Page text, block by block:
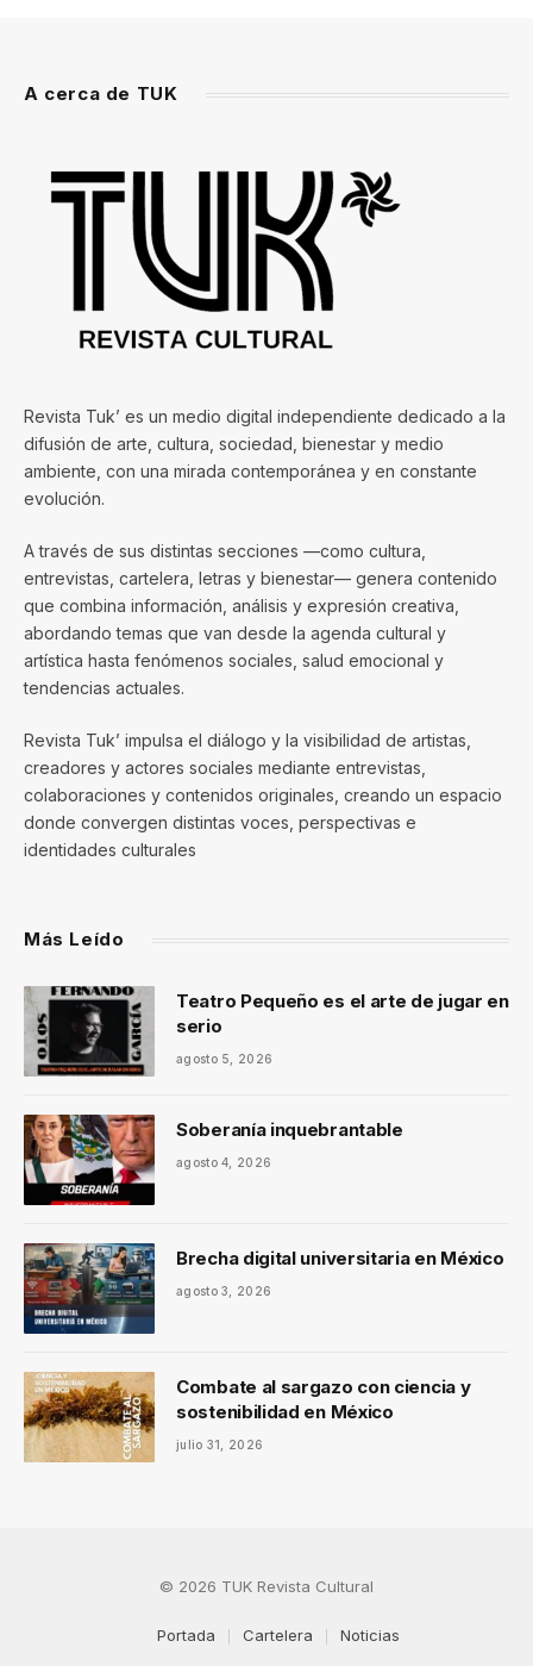
A cerca de TUK
Revista Tuk’ es un medio digital independiente dedicado a la
difusión de arte, cultura, sociedad, bienestar y medio
ambiente, con una mirada contemporánea y en constante
evolución.
A través de sus distintas secciones —como cultura,
entrevistas, cartelera, letras y bienestar— genera contenido
que combina información, análisis y expresión creativa,
abordando temas que van desde la agenda cultural y
artística hasta fenómenos sociales, salud emocional y
tendencias actuales.
Revista Tuk’ impulsa el diálogo y la visibilidad de artistas,
creadores y actores sociales mediante entrevistas,
colaboraciones y contenidos originales, creando un espacio
donde convergen distintas voces, perspectivas e
identidades culturales
Más Leído
Teatro Pequeño es el arte de jugar en
serio
agosto 5, 2026
Soberanía inquebrantable
agosto 4, 2026
Brecha digital universitaria en México
agosto 3, 2026
Combate al sargazo con ciencia y
sostenibilidad en México
julio 31, 2026
© 2026 TUK Revista Cultural
Portada Cartelera Noticias